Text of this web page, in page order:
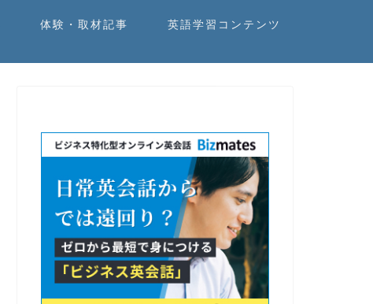
体験・取材記事 英語学習コンテンツ